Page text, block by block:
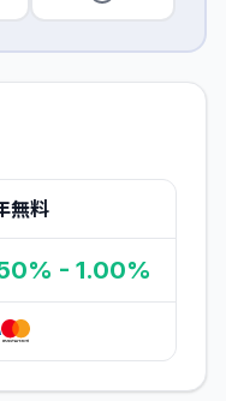
無料
- 1.00%